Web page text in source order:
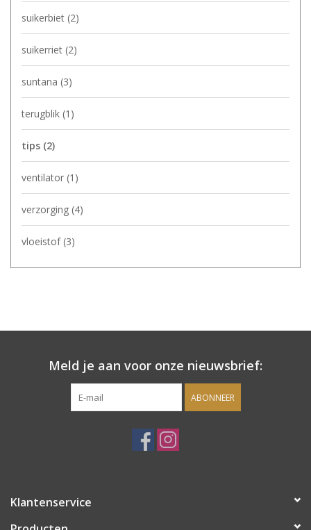
suikerbiet (2)
suikerriet (2)
suntana (3)
terugblik (1)
tips (2)
ventilator (1)
verzorging (4)
vloeistof (3)
Meld je aan voor onze nieuwsbrief:
ABONNEER
Klantenservice